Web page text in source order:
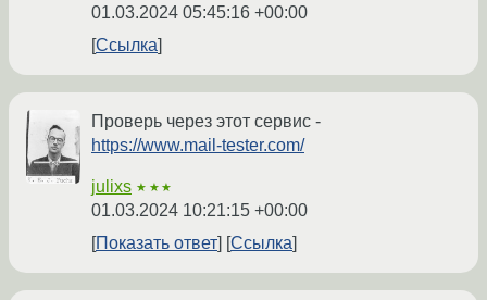
01.03.2024 05:45:16 +00:00
Ссылка
Проверь через этот сервис -
https://www.mail-tester.com/
julixs ★★★
01.03.2024 10:21:15 +00:00
Показать ответ
Ссылка